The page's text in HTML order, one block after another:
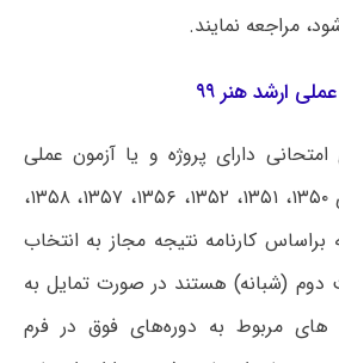
مراجعه نمایند.
ارشد هنر ۹۹
دارای پروژه و یا آزمون عملی
گروه هنر شامل کدهای ۱۳۵۰، ۱۳۵۱، ۱۳۵۲، ۱۳۵۶، ۱۳۵۷، ۱۳۵۸،
۱۳۶۲ و ۱۳۶۴ که براساس کارنامه نتیجه مجاز به انتخاب
دوم (شبانه) هستند در صورت تمایل به
مربوط به دوره‌های فوق در فرم